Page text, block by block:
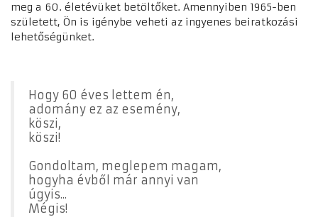
meg a 60. életévüket betöltőket. Amennyiben 1965-ben
született, Ön is igénybe veheti az ingyenes beiratkozási
lehetőségünket.
Hogy 60 éves lettem én,
adomány ez az esemény,
köszi,
köszi!
Gondoltam, meglepem magam,
hogyha évből már annyi van
úgyis...
Mégis!